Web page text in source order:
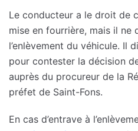
Le conducteur a le droit de
mise en fourrière, mais il ne
l’enlèvement du véhicule. Il
pour contester la décision
auprès du procureur de la
préfet de Saint-Fons.
En cas d’entrave à